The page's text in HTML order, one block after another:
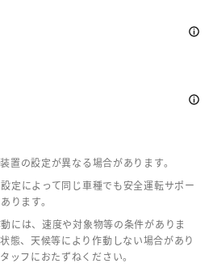
置の設定が異なる場合があります。
定によって同じ車種でも安全運転サポー
ります。
には、速度や対象物等の条件がありま
態、天候等により作動しない場合があり
ッフにおたずねください。